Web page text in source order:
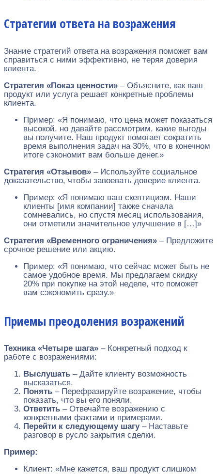
Стратегии ответа на возражения
Знание стратегий ответа на возражения поможет вам
справиться с ними эффективно, не теряя доверия
клиента.
Стратегия «Показ ценности» – Объясните, как ваш
продукт или услуга решает конкретные проблемы
клиента.
Пример: «Я понимаю, что цена может показаться
высокой, но давайте рассмотрим, какие выгоды
вы получите. Наш продукт помогает сократить
время выполнения задач на 30%, что в конечном
итоге сэкономит вам больше денег.»
Стратегия «Отзывов» – Используйте социальное
доказательство, чтобы завоевать доверие клиента.
Пример: «Я понимаю ваш скептицизм. Наши
клиенты [имя компании] также сначала
сомневались, но спустя месяц использования,
они отметили значительное улучшение в […]»
Стратегия «Временного ограничения» – Предложите
срочное решение или акцию.
Пример: «Я понимаю, что сейчас может быть не
самое удобное время. Мы предлагаем скидку
20% при покупке на этой неделе, что поможет
вам сэкономить сразу.»
Приемы преодоления возражений
Техника «Четыре шага» – Конкретный подход к
работе с возражениями:
Выслушать – Дайте клиенту возможность
высказаться.
Понять – Перефразируйте возражение, чтобы
показать, что вы его поняли.
Ответить – Отвечайте возражению с
конкретными фактами и примерами.
Перейти к следующему шагу– Наставьте
разговор в русло закрытия сделки.
Пример:
Клиент: «Мне кажется, ваш продукт слишком